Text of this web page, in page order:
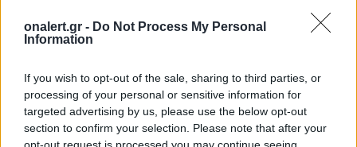
onalert.gr - Do Not Process My Personal
Information
If you wish to opt-out of the sale, sharing to third parties, or
processing of your personal or sensitive information for
targeted advertising by us, please use the below opt-out
section to confirm your selection. Please note that after your
Κύριε αρχηγέ της Εθνικής Φρουράς, με φάρο το έργο
των προκατόχων σας και συνοδοιπόρους το καθ’ όλα
συναισθανόμενος το μεγαλεπήβολο έργο που
αναλαμβάνετε σε μια κατεχόμενη πατρίδα είμαι
πεπεισμένος ότι η Εθνική Φρουρά, με τη δική σας
αρχηγία και καθοδήγηση, θα αναβαθμιστεί και θα